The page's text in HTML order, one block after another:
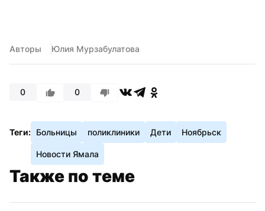
Авторы Юлия Мурзабулатова
0 0
Теги: Больницы поликлиники Дети Ноябрьск
Новости Ямала
Также по теме